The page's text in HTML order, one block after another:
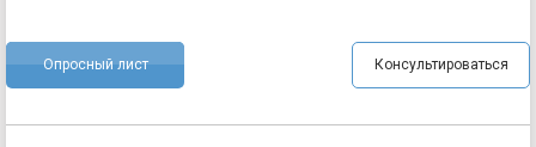
Опросный лист Консультироваться